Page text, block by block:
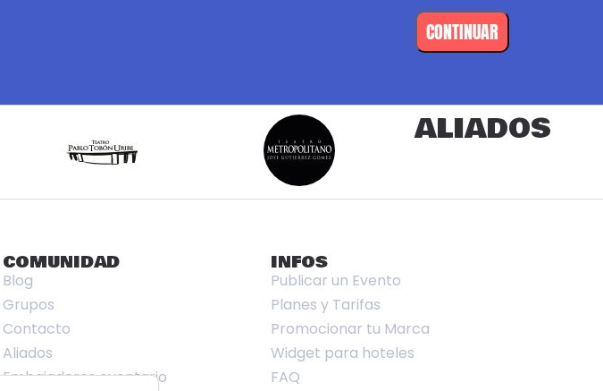
CONTINUAR
ALIADOS
COMUNIDAD
Blog
Grupos
Contacto
Aliados
Embajadores eventario
INFOS
Publicar un Evento
Planes y Tarifas
Promocionar tu Marca
Widget para hoteles
FAQ